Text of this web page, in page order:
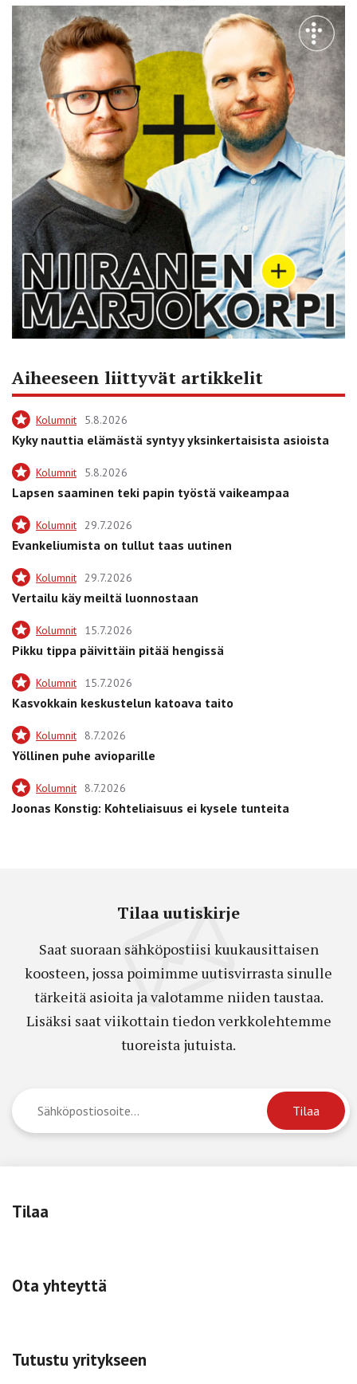
Aiheeseen liittyvät artikkelit
Kolumnit 5.8.2026
Kyky nauttia elämästä syntyy yksinkertaisista asioista
Kolumnit 5.8.2026
Lapsen saaminen teki papin työstä vaikeampaa
Kolumnit 29.7.2026
Evankeliumista on tullut taas uutinen
Kolumnit 29.7.2026
Vertailu käy meiltä luonnostaan
Kolumnit 15.7.2026
Pikku tippa päivittäin pitää hengissä
Kolumnit 15.7.2026
Kasvokkain keskustelun katoava taito
Kolumnit 8.7.2026
Yöllinen puhe avioparille
Kolumnit 8.7.2026
Joonas Konstig: Kohteliaisuus ei kysele tunteita
Tilaa uutiskirje
Saat suoraan sähköpostiisi kuukausittaisen
koosteen, jossa poimimme uutisvirrasta sinulle
tärkeitä asioita ja valotamme niiden taustaa.
Lisäksi saat viikottain tiedon verkkolehtemme
tuoreista jutuista.
Tilaa
Ota yhteyttä
Tutustu yritykseen